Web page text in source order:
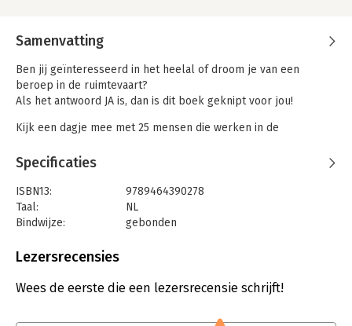
Samenvatting
Ben jij geïnteresseerd in het heelal of droom je van een
beroep in de ruimtevaart?
Als het antwoord JA is, dan is dit boek geknipt voor jou!
Kijk een dagje mee met 25 mensen die werken in de
Je komt te weten wat een astronaut zoal doet, hoe je
astronoom wordt,
wat een ruimteadvocaat moet kunnen en nog veel, veel meer.
Wil je zelf ruimtepakken ontwerpen, satellieten bouwen of de
gezondheid van een astronaut controleren?
mogelijkheden.
Specificaties
ISBN13:
9789464390278
Taal:
NL
Bindwijze:
gebonden
Uitgever:
Verschijningsdatum:
11-10-2022
Lezersrecensies
Wees de eerste die een lezersrecensie schrijft!